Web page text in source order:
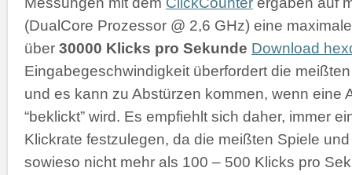
(DualCore Prozessor @ 2,6 GHz) eine
über 30000 Klicks pro Sekunde Download
Eingabegeschwindigkeit überfordert die
und es kann zu Abstürzen kommen, wenn eine
“beklickt” wird. Es empfiehlt sich daher, immer
Klickrate festzulegen, da die meißten Spiele
sowieso nicht mehr als 100 – 500 Klicks pro